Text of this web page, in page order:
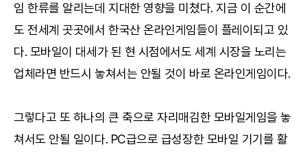
임 한류를 알리는데 지대한 영향을 미쳤다. 지금 이 순간에
도 전세계 곳곳에서 한국산 온라인게임들이 플레이되고 있
다. 모바일이 대세가 된 현 시점에서도 세계 시장을 노리는
업체라면 반드시 놓쳐서는 안될 것이 바로 온라인게임이다.
그렇다고 또 하나의 큰 축으로 자리매김한 모바일게임을 놓
쳐서도 안될 일이다. PC급으로 급성장한 모바일 기기를 활